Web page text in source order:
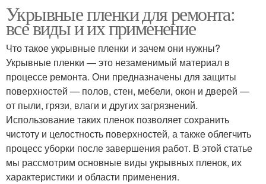
Укрывные пленки для ремонта:
все виды и их применение
Что такое укрывные пленки и зачем они нужны?
Укрывные пленки — это незаменимый материал в
процессе ремонта. Они предназначены для защиты
поверхностей — полов, стен, мебели, окон и дверей —
от пыли, грязи, влаги и других загрязнений.
Использование таких пленок позволяет сохранить
чистоту и целостность поверхностей, а также облегчить
процесс уборки после завершения работ. В этой статье
мы рассмотрим основные виды укрывных пленок, их
характеристики и области применения.